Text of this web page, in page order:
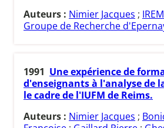
Auteurs : Nimier Jacques ;
Groupe de Recherche
1991 Une expérience de
d'enseignants à l'analyse de
le cadre de l'IUFM de Reims.
Auteurs : Nimier Jacques ;